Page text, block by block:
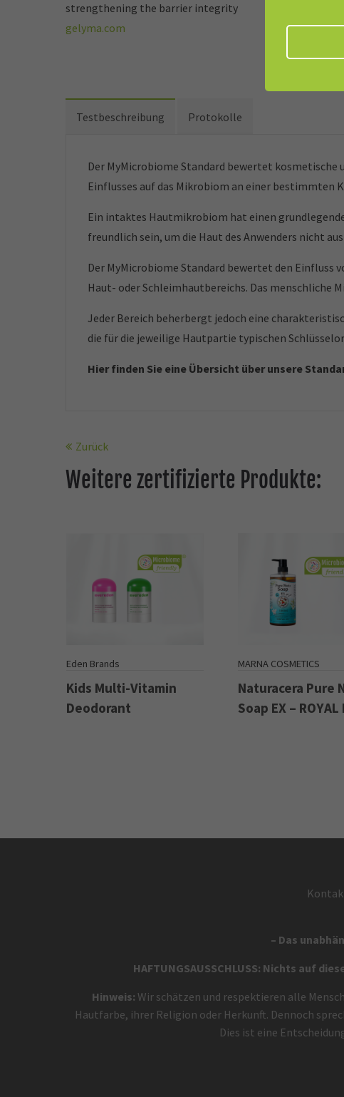
strengthening the barrier integrity
gelyma.com
Testbeschreibung Protokolle
Der MyMicrobiome Standard bewertet
Einflusses auf das Mikrobiom an einer bestimmten
Ein intaktes Hautmikrobiom hat einen
freundlich sein, um die Haut des Anwenders nicht
Der MyMicrobiome Standard bewertet den
Haut- oder Schleimhautbereichs. Das menschliche
Jeder Bereich beherbergt jedoch eine
die für die jeweilige Hautpartie typischen
Hier finden Sie eine Übersicht über unsere
Zurück
Weitere zertifizierte Produkte:
Eden Brands
Kids Multi-Vitamin
Deodorant
MARNA COSMETICS
Naturacera Pure
Soap EX – ROYAL
– Das
HAFTUNGSAUSSCHLUSS: Nichts auf
Hinweis: Wir schätzen und respektieren alle
Hautfarbe, ihrer Religion oder Herkunft. Dennoch
Dies ist eine